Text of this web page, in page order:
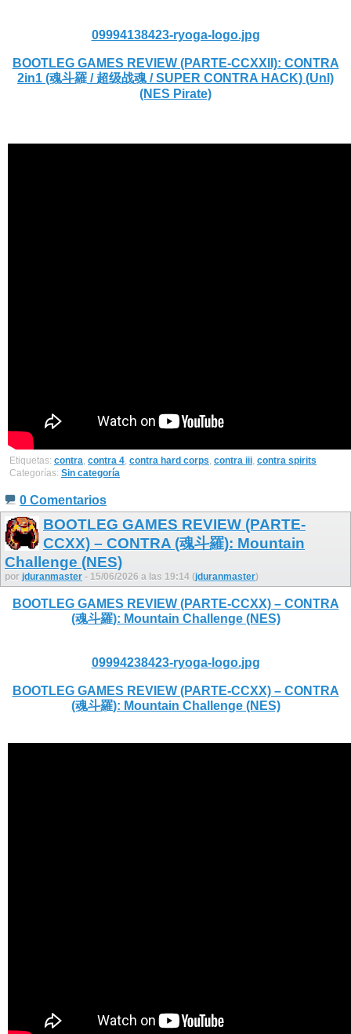
09994138423-ryoga-logo.jpg
BOOTLEG GAMES REVIEW (PARTE-CCXXII): CONTRA
2in1 (魂斗羅 / 超级战魂 / SUPER CONTRA HACK) (Unl)
(NES Pirate)
Etiquetas: contra, contra 4, contra hard corps, contra iii, contra spirits
Categorías: Sin categoría
0 Comentarios
BOOTLEG GAMES REVIEW (PARTE-
CCXX) – CONTRA (魂斗羅): Mountain
Challenge (NES)
por jduranmaster - 15/06/2026 a las 19:14 (jduranmaster)
BOOTLEG GAMES REVIEW (PARTE-CCXX) – CONTRA
(魂斗羅): Mountain Challenge (NES)
09994238423-ryoga-logo.jpg
BOOTLEG GAMES REVIEW (PARTE-CCXX) – CONTRA
(魂斗羅): Mountain Challenge (NES)